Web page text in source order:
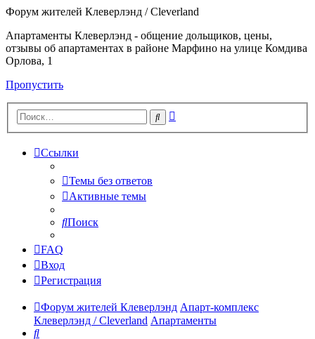
Форум жителей Клеверлэнд / Cleverland
Апартаменты Клеверлэнд - общение дольщиков, цены,
отзывы об апартаментах в районе Марфино на улице Комдива
Орлова, 1
Пропустить
Поиск
Ссылки
Темы без ответов
Активные темы
Поиск
FAQ
Вход
Регистрация
Форум жителей Клеверлэнд Апарт-комплекс
Клеверлэнд / Cleverland Апартаменты
Поиск